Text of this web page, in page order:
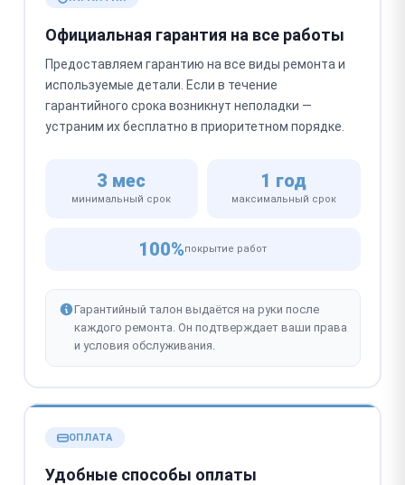
Официальная гарантия на все работы
Предоставляем гарантию на все виды ремонта и
используемые детали. Если в течение
гарантийного срока возникнут неполадки —
устраним их бесплатно в приоритетном порядке.
3 мес
минимальный срок
1 год
максимальный срок
100%покрытие работ
Гарантийный талон выдаётся на руки после
каждого ремонта. Он подтверждает ваши права
и условия обслуживания.
ОПЛАТА
Удобные способы оплаты